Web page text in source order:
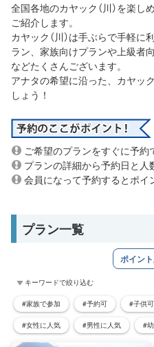
全国各地のカヤック（川）を楽し
ご紹介します。
カヤック（川）は手ぶらで手軽に
ラン、家族向けプランや上級者
などたくさんございます。
アナタの希望に沿った、カヤッ
しょう！
ご希望のプランをすぐに予約
プランの詳細から予約日と人
会員になって予約するとポイ
プラン一覧
ポイン
キーワードで絞り込む
#家族で参加 #予約可 #子供可
#女性に人気 #男性に人気 #